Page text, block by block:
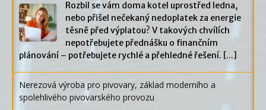
Rozbil se vám doma kotel uprostřed ledna,
nebo přišel nečekaný nedoplatek za energie
těsně před výplatou? V takových chvílích
nepotřebujete přednášku o finančním
plánování – potřebujete rychlé a přehledné řešení. [...]
Nerezová výroba pro pivovary, základ moderního a
spolehlivého pivovarského provozu